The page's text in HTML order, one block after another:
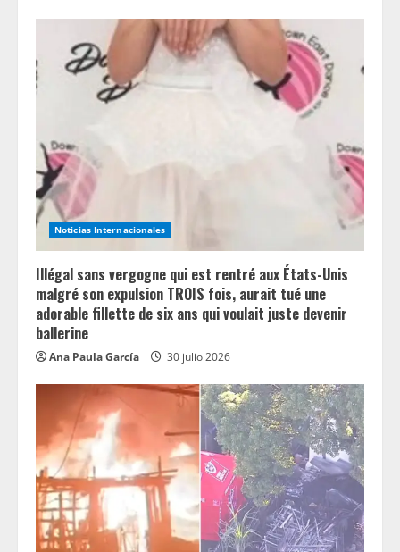
Noticias Internacionales
Illégal sans vergogne qui est rentré aux États-Unis
malgré son expulsion TROIS fois, aurait tué une
adorable fillette de six ans qui voulait juste devenir
ballerine
Ana Paula García 30 julio 2026